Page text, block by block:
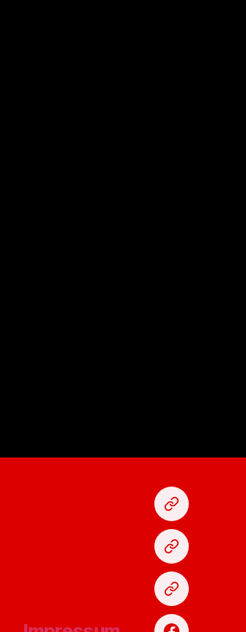
Karten
kaufen
Fan-
Shop
Spenden